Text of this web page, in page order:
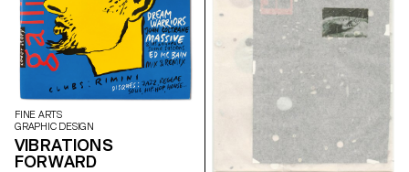
FINE ARTS
GRAPHIC DESIGN
VIBRATIONS
FORWARD